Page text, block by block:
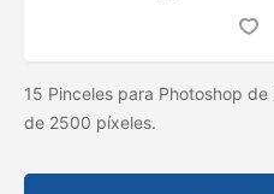
15 Pinceles para Photoshop
de 2500 píxeles.